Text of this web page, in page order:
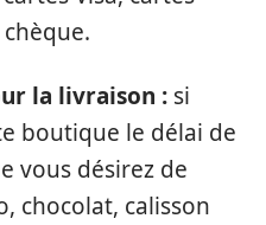
la livraison : si
boutique le délai de
vous désirez de
chocolat, calisson